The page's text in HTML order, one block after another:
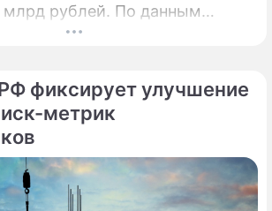
млрд рублей. По данным
падение связано с
дольщики приобрели 3,6
фиксирует улучшение
метрик